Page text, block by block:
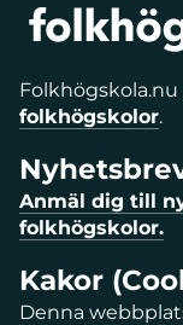
Folkhögskola.nu
folkhögskolor.
Anmäl dig till
folkhögskolor.
Kakor
Denna